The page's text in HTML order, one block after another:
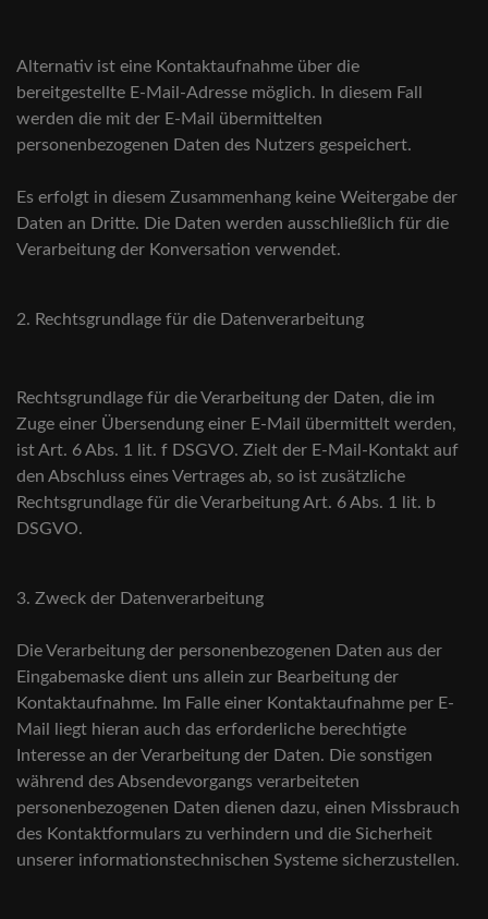
Alternativ ist eine Kontaktaufnahme über die
bereitgestellte E-Mail-Adresse möglich. In diesem Fall
werden die mit der E-Mail übermittelten
personenbezogenen Daten des Nutzers gespeichert.
Es erfolgt in diesem Zusammenhang keine Weitergabe der
Daten an Dritte. Die Daten werden ausschließlich für die
Verarbeitung der Konversation verwendet.
2. Rechtsgrundlage für die Datenverarbeitung
Rechtsgrundlage für die Verarbeitung der Daten, die im
Zuge einer Übersendung einer E-Mail übermittelt werden,
ist Art. 6 Abs. 1 lit. f DSGVO. Zielt der E-Mail-Kontakt auf
den Abschluss eines Vertrages ab, so ist zusätzliche
Rechtsgrundlage für die Verarbeitung Art. 6 Abs. 1 lit. b
DSGVO.
3. Zweck der Datenverarbeitung
Die Verarbeitung der personenbezogenen Daten aus der
Eingabemaske dient uns allein zur Bearbeitung der
Kontaktaufnahme. Im Falle einer Kontaktaufnahme per E-
Mail liegt hieran auch das erforderliche berechtigte
Interesse an der Verarbeitung der Daten. Die sonstigen
während des Absendevorgangs verarbeiteten
personenbezogenen Daten dienen dazu, einen Missbrauch
des Kontaktformulars zu verhindern und die Sicherheit
unserer informationstechnischen Systeme sicherzustellen.